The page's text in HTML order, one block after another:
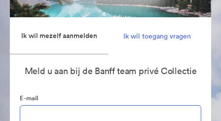
Ik wil mezelf aanmelden Ik wil toegang vragen
Meld u aan bij de Banff team privé Collectie
E-mail